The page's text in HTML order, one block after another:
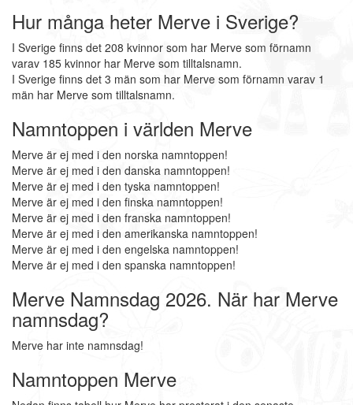
Hur många heter Merve i Sverige?
I Sverige finns det 208 kvinnor som har Merve som förnamn
varav 185 kvinnor har Merve som tilltalsnamn.
I Sverige finns det 3 män som har Merve som förnamn varav 1
män har Merve som tilltalsnamn.
Namntoppen i världen Merve
Merve är ej med i den norska namntoppen!
Merve är ej med i den danska namntoppen!
Merve är ej med i den tyska namntoppen!
Merve är ej med i den finska namntoppen!
Merve är ej med i den franska namntoppen!
Merve är ej med i den amerikanska namntoppen!
Merve är ej med i den engelska namntoppen!
Merve är ej med i den spanska namntoppen!
Merve Namnsdag 2026. När har Merve
namnsdag?
Merve har inte namnsdag!
Namntoppen Merve